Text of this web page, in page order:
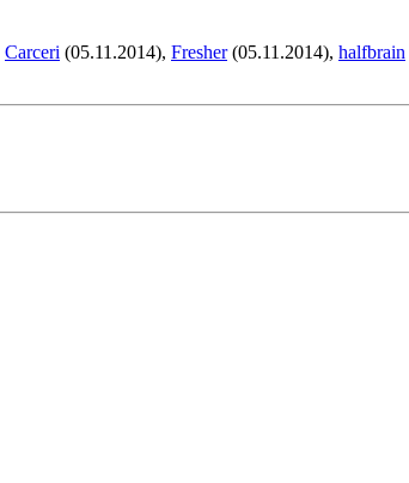
Carceri (05.11.2014), Fresher(05.11.2014), halfbrain